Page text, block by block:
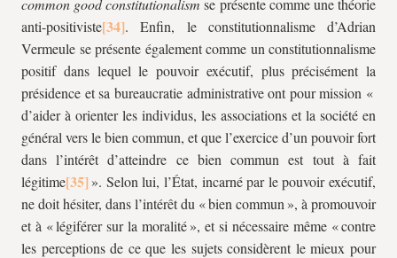
common good constitutionalism se présente comme une théorie
anti-positiviste
. Enfin, le constitutionnalisme d’Adrian
Vermeule se présente également comme un constitutionnalisme
positif dans lequel le pouvoir exécutif, plus précisément la
présidence et sa bureaucratie administrative ont pour mission «
d’aider à orienter les individus, les associations et la société en
général vers le bien commun, et que l’exercice d’un pouvoir fort
dans l’intérêt d’atteindre ce bien commun est tout à fait
légitime
». Selon lui, l’État, incarné par le pouvoir exécutif,
ne doit hésiter, dans l’intérêt du « bien commun », à promouvoir
et à « légiférer sur la moralité », et si nécessaire même « contre
les perceptions de ce que les sujets considèrent le mieux pour